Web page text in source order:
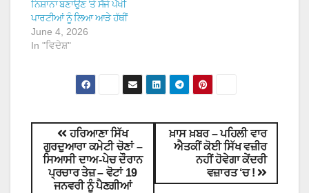
ਨਿਸ਼ਾਨਾ ਬਣਾਉਣ ’ਤੇ ਸੱਜੇ ਪੱਖੀ
ਪਾਰਟੀਆਂ ਨੂੰ ਲਿਆ ਆੜੇ ਹੱਥੀਂ
June 4, 2026
In "ਵਿਦੇਸ਼"
ਖ਼ਾਸ ਖ਼ਬਰ – ਪਹਿਲੀ ਵਾਰ
ਐਤਕੀਂ ਕੋਈ ਸਿੱਖ ਵਜ਼ੀਰ
ਨਹੀਂ ਹੋਵੇਗਾ ਕੇਂਦਰੀ
ਵਜ਼ਾਰਤ ‘ਚ !
ਹਰਿਆਣਾ ਸਿੱਖ
ਗੁਰਦੁਆਰਾ ਕਮੇਟੀ ਚੋਣਾਂ –
ਸਿਆਸੀ ਦਾਅ-ਪੇਚ ਦੌਰਾਨ
ਪ੍ਰਚਾਰ ਤੇਜ਼ – ਵੋਟਾਂ 19
ਜਨਵਰੀ ਨੂੰ ਪੈਣਗੀਆਂ